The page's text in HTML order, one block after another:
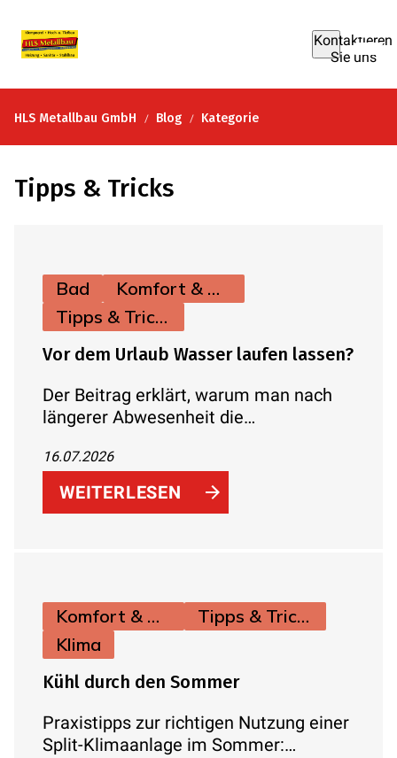
Kontaktieren
Sie uns
HLS Metallbau GmbH Blog Kategorie
Tipps & Tricks
Bad
Komfort & Hygiene
Tipps & Tricks
Vor dem Urlaub Wasser laufen lassen?
Der Beitrag erklärt, warum man nach
längerer Abwesenheit die
und wie man Legionellenrisiken einfach
reduziert.
16.07.2026
WEITERLESEN
Komfort & Hygiene
Tipps & Tricks
Klima
Kühl durch den Sommer
Praxistipps zur richtigen Nutzung einer
Split-Klimaanlage im Sommer: